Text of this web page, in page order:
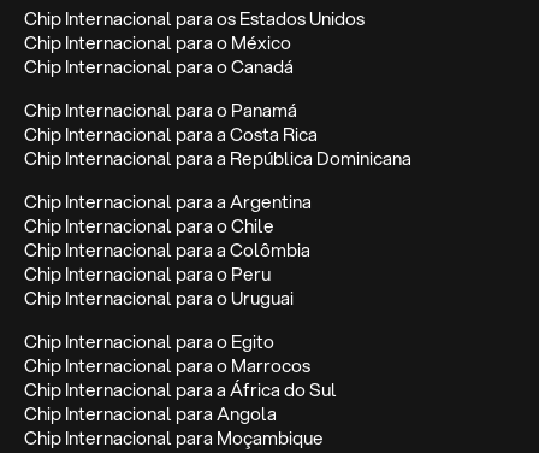
Chip Internacional para os Estados Unidos
Chip Internacional para o México
Chip Internacional para o Canadá
Chip Internacional para o Panamá
Chip Internacional para a Costa Rica
Chip Internacional para a República Dominicana
Chip Internacional para a Argentina
Chip Internacional para o Chile
Chip Internacional para a Colômbia
Chip Internacional para o Peru
Chip Internacional para o Uruguai
Chip Internacional para o Egito
Chip Internacional para o Marrocos
Chip Internacional para a África do Sul
Chip Internacional para Angola
Chip Internacional para Moçambique